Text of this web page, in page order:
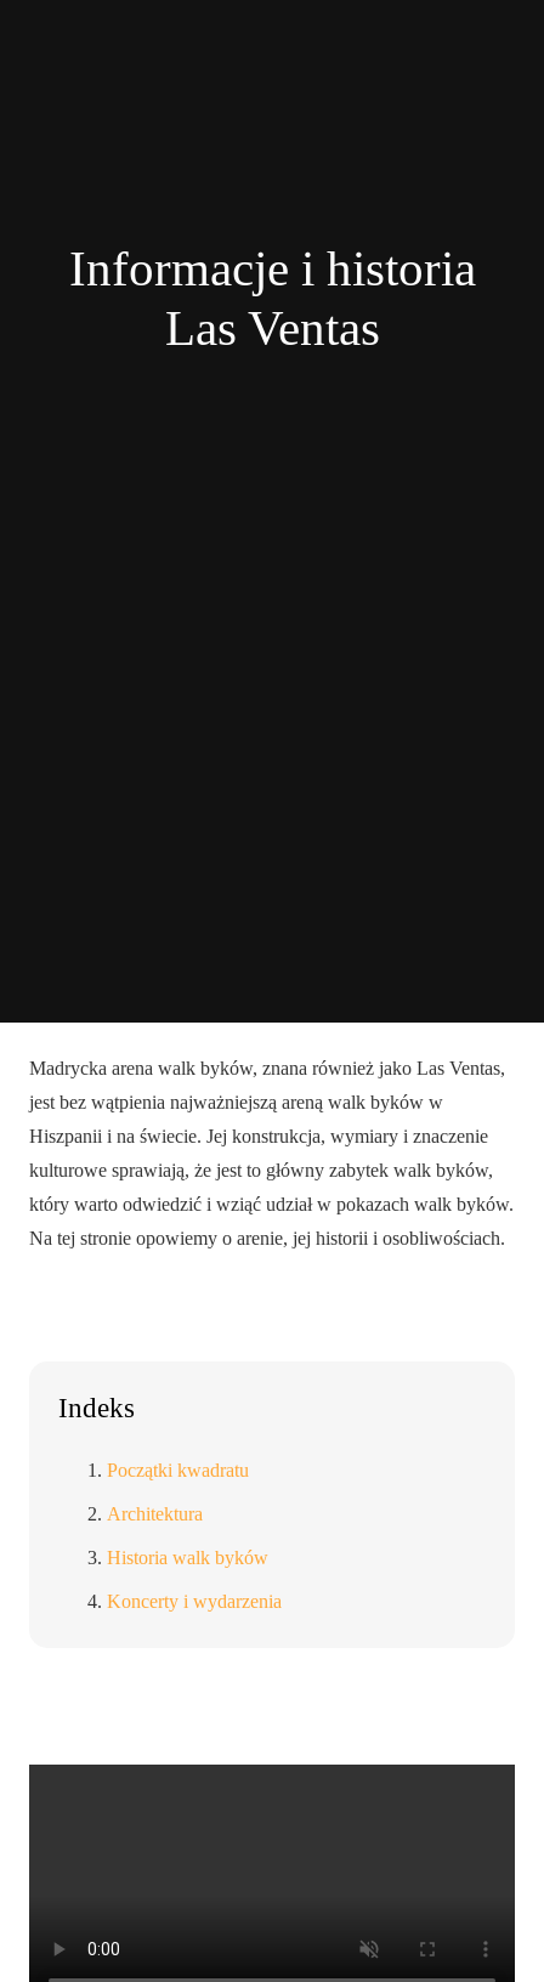
Informacje i historia
Las Ventas
Madrycka arena walk byków, znana również jako Las Ventas,
jest bez wątpienia najważniejszą areną walk byków w
Hiszpanii i na świecie. Jej konstrukcja, wymiary i znaczenie
kulturowe sprawiają, że jest to główny zabytek walk byków,
który warto odwiedzić i wziąć udział w pokazach walk byków.
Na tej stronie opowiemy o arenie, jej historii i osobliwościach.
Indeks
Początki kwadratu
Architektura
Historia walk byków
Koncerty i wydarzenia